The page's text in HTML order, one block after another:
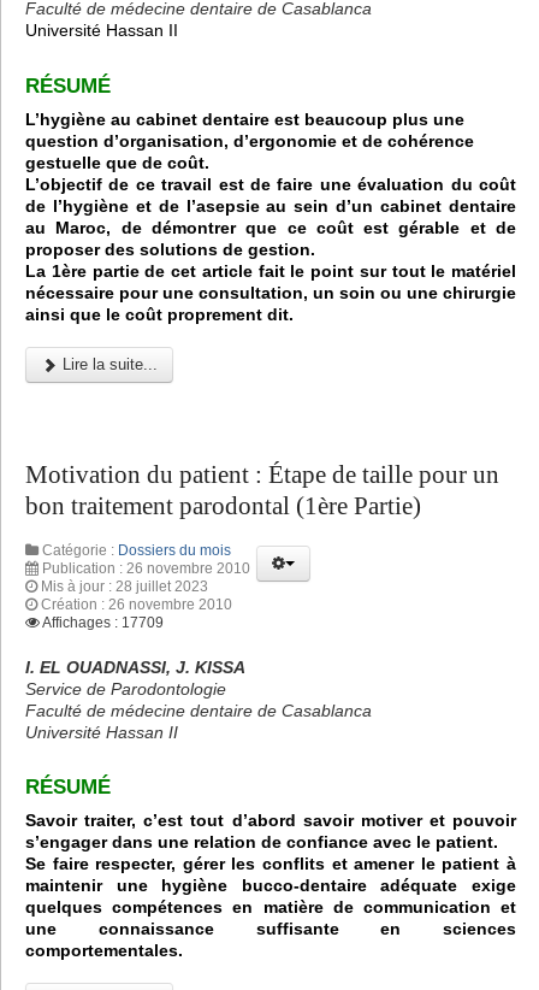
Faculté de médecine dentaire de Casablanca
Université Hassan II
RÉSUMÉ
L’hygiène au cabinet dentaire est beaucoup plus une
question d’organisation, d’ergonomie et de cohérence
gestuelle que de coût.
L’objectif de ce travail est de faire une évaluation du coût
de l’hygiène et de l’asepsie au sein d’un cabinet dentaire
au Maroc, de démontrer que ce coût est gérable et de
proposer des solutions de gestion.
La 1ère partie de cet article fait le point sur tout le matériel
nécessaire pour une consultation, un soin ou une chirurgie
ainsi que le coût proprement dit.
Lire la suite...
Motivation du patient : Étape de taille pour un
bon traitement parodontal (1ère Partie)
Catégorie : Dossiers du mois
Publication : 26 novembre 2010
Mis à jour : 28 juillet 2023
Création : 26 novembre 2010
Affichages : 17709
I. EL OUADNASSI, J. KISSA
Service de Parodontologie
Faculté de médecine dentaire de Casablanca
Université Hassan II
RÉSUMÉ
Savoir traiter, c’est tout d’abord savoir motiver et pouvoir
s’engager dans une relation de confiance avec le patient.
Se faire respecter, gérer les conflits et amener le patient à
maintenir une hygiène bucco-dentaire adéquate exige
quelques compétences en matière de communication et
une connaissance suffisante en sciences
comportementales.